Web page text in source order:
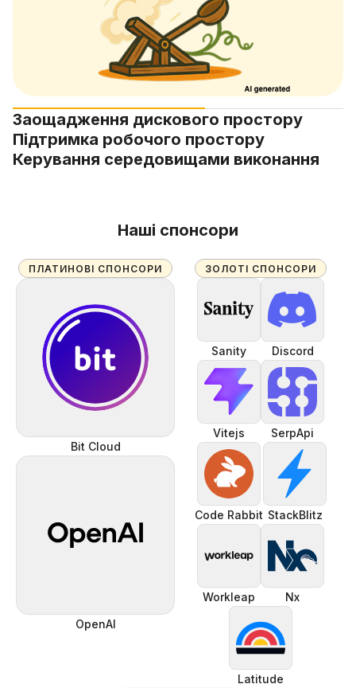
Заощадження дискового простору
Підтримка робочого простору
Керування середовищами виконання
Наші спонсори
ПЛАТИНОВІ СПОНСОРИ
Bit Cloud
OpenAI
ЗОЛОТІ СПОНСОРИ
Sanity Discord
Vitejs SerpApi
Code Rabbit StackBlitz
Workleap Nx
Latitude